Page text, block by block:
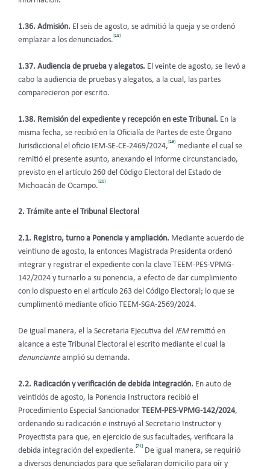
1.36. Admisión. El seis de agosto, se admitió la queja y se ordenó
emplazar a los denunciados.
[18]
1.37. Audiencia de prueba y alegatos. El veinte de agosto, se llevó a
cabo la audiencia de pruebas y alegatos, a la cual, las partes
comparecieron por escrito.
1.38. Remisión del expediente y recepción en este Tribunal. En la
misma fecha, se recibió en la Oficialía de Partes de este Órgano
Jurisdiccional el oficio IEM-SE-CE-2469/2024,
[19]
mediante el cual se
remitió el presente asunto, anexando el informe circunstanciado,
previsto en el artículo 260 del Código Electoral del Estado de
Michoacán de Ocampo.
[20]
2. Trámite ante el Tribunal Electoral
2.1. Registro, turno a Ponencia y ampliación. Mediante acuerdo de
veintiuno de agosto, la entonces Magistrada Presidenta ordenó
integrar y registrar el expediente con la clave TEEM-PES-VPMG-
142/2024 y turnarlo a su ponencia, a efecto de dar cumplimiento
con lo dispuesto en el artículo 263 del Código Electoral; lo que se
cumplimentó mediante oficio TEEM-SGA-2569/2024.
De igual manera, el la Secretaria Ejecutiva del IEM remitió en
alcance a este Tribunal Electoral el escrito mediante el cual la
denuncianteamplió su demanda.
2.2. Radicación y verificación de debida integración. En auto de
veintidós de agosto, la Ponencia Instructora recibió el
Procedimiento Especial Sancionador
TEEM-PES-VPMG-142/2024,
ordenando su radicación e instruyó al Secretario Instructor y
Proyectista para que, en ejercicio de sus facultades, verificara la
debida integración del expediente.
[21]
De igual manera, se requirió
a diversos denunciados para que señalaran domicilio para oír y